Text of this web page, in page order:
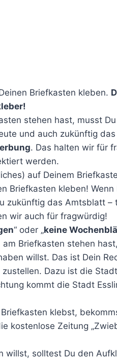
Briefkasten kleben.
stehen hast, musst
und auch zukünftig
. Das halten wir für
werden.
auf Deinem
Briefkasten kleben!
zukünftig das Amtsblatt –
wir auch für fragwürdig!
“ oder „keine
am Briefkasten stehen
willst. Das ist Dein
Dazu ist die
kommt die Stadt
klebst,
kostenlose Zeitung
willst, solltest Du den